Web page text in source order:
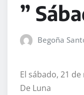
”
Begoña
El sábado, 21
De Luna